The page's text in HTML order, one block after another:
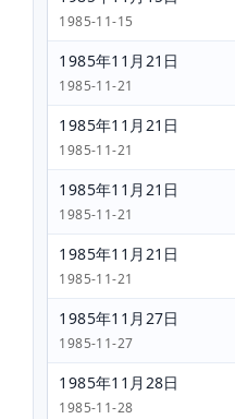
1985-11-15
1985年11月21日
1985-11-21
1985年11月21日
1985-11-21
1985年11月21日
1985-11-21
1985年11月21日
1985-11-21
1985年11月27日
1985-11-27
1985年11月28日
1985-11-28